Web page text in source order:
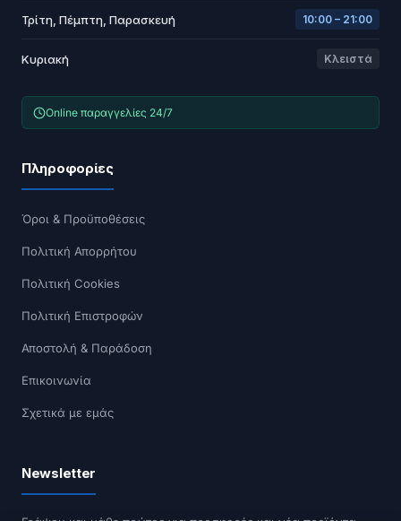
Τρίτη, Πέμπτη, Παρασκευή 10:00 – 21:00
Κυριακή Κλειστά
Online παραγγελίες 24/7
Πληροφορίες
Όροι & Προϋποθέσεις
Πολιτική Απορρήτου
Πολιτική Cookies
Πολιτική Επιστροφών
Αποστολή & Παράδοση
Επικοινωνία
Σχετικά με εμάς
Newsletter